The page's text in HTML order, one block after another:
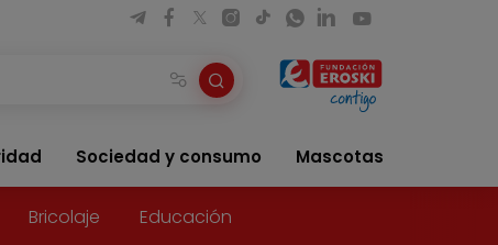
Sociedad y consumo Mascotas
Bricolaje Educación